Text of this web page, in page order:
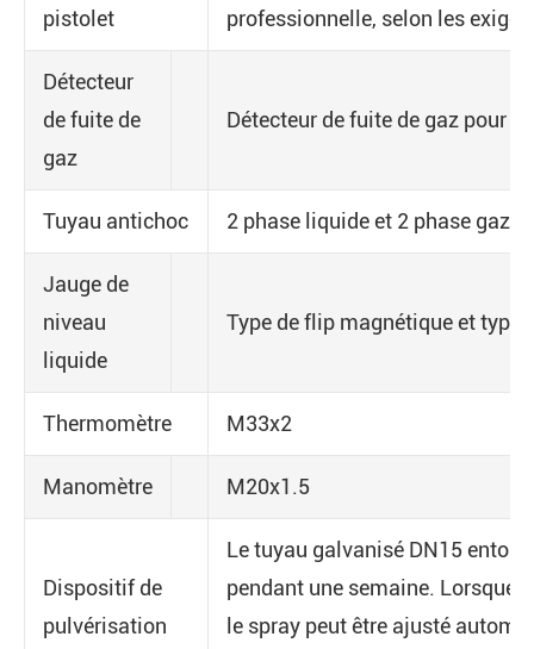
pistolet
professionnelle, selon les
Détecteur
de fuite de
gaz
Détecteur de fuite de gaz pour
Tuyau antichoc 2 phase liquide et 2 phase
Jauge de
niveau
liquide
Type de flip magnétique et type
Thermomètre M33x2
Manomètre M20x1.5
Dispositif de
pulvérisation
Le tuyau galvanisé DN15
pendant une semaine. Lorsque
le spray peut être ajusté